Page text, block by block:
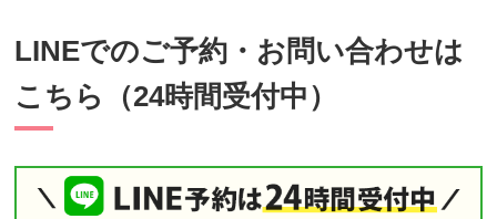
LINEでのご予約・お問い合わせは
こちら（24時間受付中）